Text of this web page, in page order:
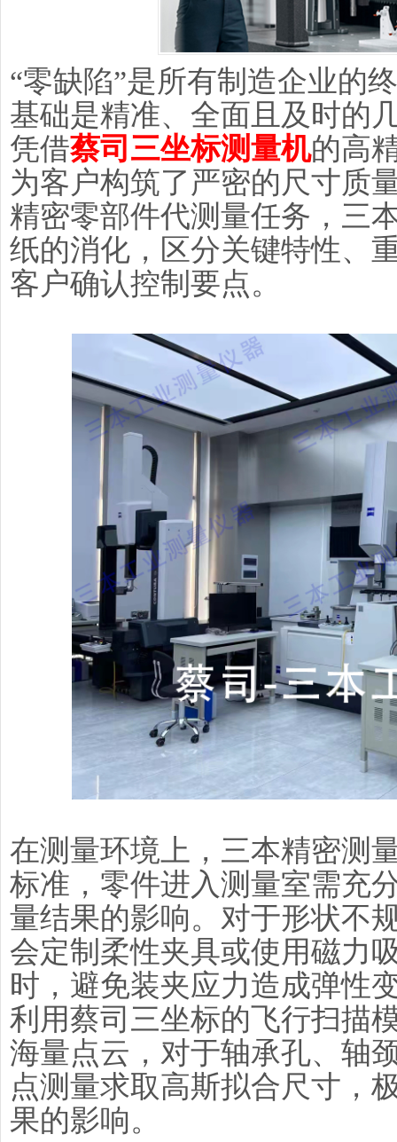
“零缺陷”是所有制造企业的
基础是精准、全面且及时的
凭借蔡司三坐标测量机的高
为客户构筑了严密的尺寸质
精密零部件代测量任务，三
纸的消化，区分关键特性、
客户确认控制要点。
在测量环境上，三本精密测
标准，零件进入测量室需充
量结果的影响。对于形状不
会定制柔性夹具或使用磁力
时，避免装夹应力造成弹性
利用蔡司三坐标的飞行扫描
海量点云，对于轴承孔、轴
点测量求取高斯拟合尺寸，
果的影响。